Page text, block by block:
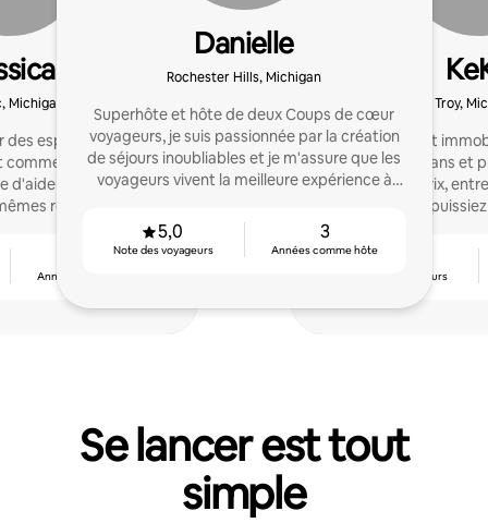
Michigan
des espaces que les
chaleureux et
d'aider d'autres hôtes
résultats.
Années comme hôte
Danielle
Rochester Hills, Michigan
Superhôte et hôte de deux Coups de cœur
voyageurs, je suis passionnée par la création
de séjours inoubliables et je m'assure que les
voyageurs vivent la meilleure expérience à
5,0
Note des voyageurs
3
Années comme hôte
Troy,
Je suis agent
expérimenté (5 ans et
détails (outils, prix,
pour que vous
Note des voyageurs
Se lancer est tout
simple